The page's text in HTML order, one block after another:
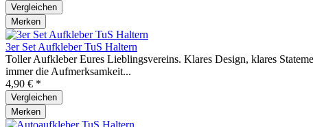
Vergleichen
Merken
3er Set Aufkleber TuS Haltern
Toller Aufkleber Eures Lieblingsvereins. Klares Design, klares
immer die Aufmerksamkeit...
4,90 € *
Vergleichen
Merken